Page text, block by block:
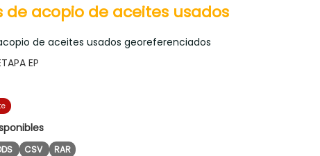
de acopio de aceites usados
de aceites usados georeferenciados
EP
CSV RAR